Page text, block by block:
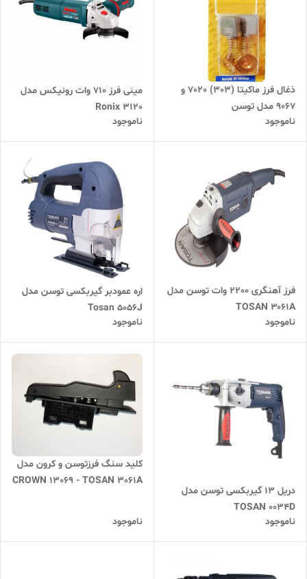
ذغال فرز ماکیتا (303) 7020 و
9067 مدل توسن
ناموجود
مینی فرز 710 وات رونیکس مدل
Ronix 3120
ناموجود
فرز آهنگری 2200 وات توسن مدل
TOSAN ۳۰۶۱A
ناموجود
اره عمودبر گیربکسی توسن مدل
Tosan 5056J
ناموجود
دریل 13 گیربکسی توسن مدل
TOSAN 0034D
ناموجود
کلید سنگ فرزتوسن و کرون مدل
CROWN 13069 - TOSAN 3061A
ناموجود